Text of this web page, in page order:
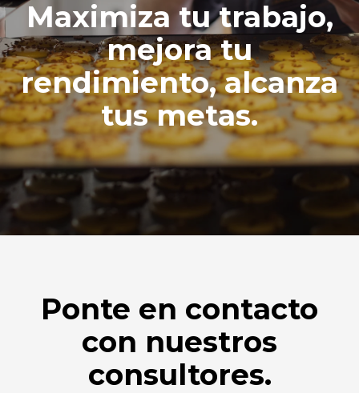
Maximiza tu trabajo,
mejora tu
rendimiento, alcanza
tus metas.
Ponte en contacto
con nuestros
consultores.